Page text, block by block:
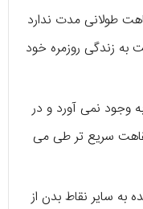
طولانی مدت ندارد
به زندگی روزمره خود
وجود نمی آورد و در
سریع تر طی می
به سایر نقاط بدن از